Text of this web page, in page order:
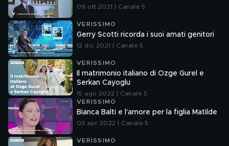
09 ott 2021 | Canale 5
VERISSIMO
Gerry Scotti ricorda i suoi amati genitori
12 dic 2021 | Canale 5
VERISSIMO
Il matrimonio italiano di Ozge Gurel e
Serkan Cayoglu
15 ago 2022 | Canale 5
VERISSIMO
Bianca Balti e l'amore per la figlia Matilde
03 apr 2022 | Canale 5
VERISSIMO